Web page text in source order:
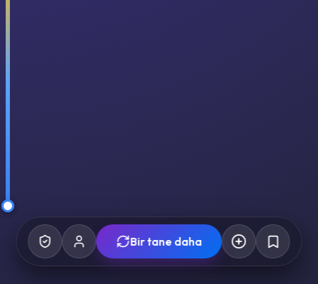
Bir tane daha